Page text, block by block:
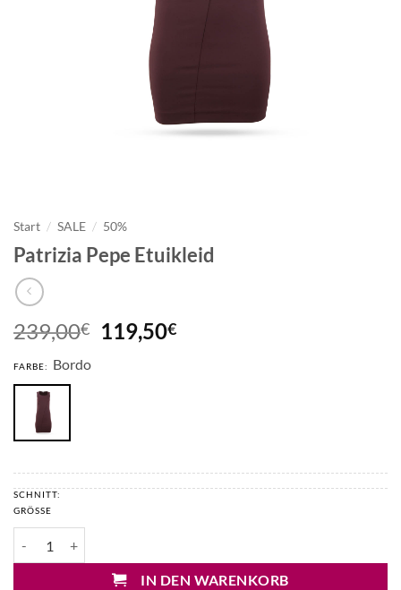
Start / SALE / 50%
Patrizia Pepe Etuikleid
239,00€
Ursprünglicher
Preis
119,50€Aktueller
FARBE: Bordo
SCHNITT:
GRÖSSE
IN DEN WARENKORB